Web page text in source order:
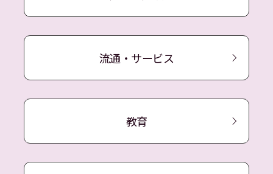
流通・サービス
教育